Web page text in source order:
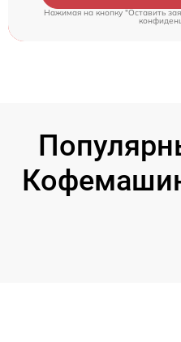
Нажимая на кнопку "Оставить